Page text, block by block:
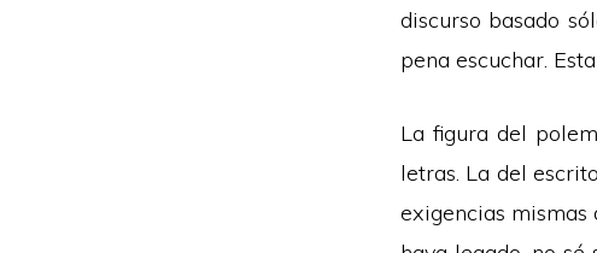
discurso basado
pena escuchar.
La figura del
letras. La del
exigencias mismas